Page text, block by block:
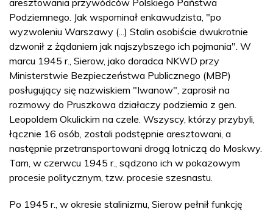
aresztowania przywódców Polskiego Państwa
Podziemnego. Jak wspominał enkawudzista, "po
wyzwoleniu Warszawy (...) Stalin osobiście dwukrotnie
dzwonił z żądaniem jak najszybszego ich pojmania". W
marcu 1945 r., Sierow, jako doradca NKWD przy
Ministerstwie Bezpieczeństwa Publicznego (MBP)
posługujący się nazwiskiem "Iwanow", zaprosił na
rozmowy do Pruszkowa działaczy podziemia z gen.
Leopoldem Okulickim na czele. Wszyscy, którzy przybyli,
łącznie 16 osób, zostali podstępnie aresztowani, a
następnie przetransportowani drogą lotniczą do Moskwy.
Tam, w czerwcu 1945 r., sądzono ich w pokazowym
procesie politycznym, tzw. procesie szesnastu.
Po 1945 r., w okresie stalinizmu, Sierow pełnił funkcję